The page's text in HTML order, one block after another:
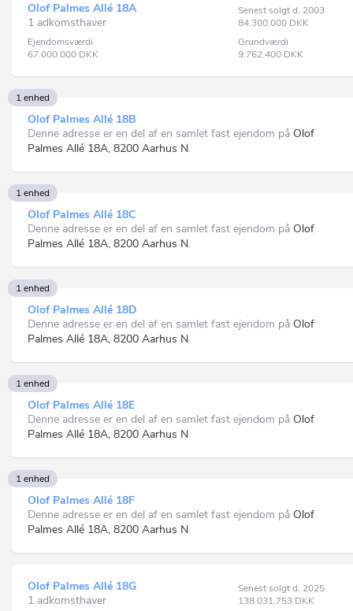
Olof Palmes Allé 18A
1 adkomsthaver
Senest solgt d. 2003
84.300.000 DKK
Ejendomsværdi
67.000.000 DKK
Grundværdi
9.762.400 DKK
1 enhed
Olof Palmes Allé 18B
Denne adresse er en del af en samlet fast ejendom på Olof
Palmes Allé 18A, 8200 Aarhus N.
1 enhed
Olof Palmes Allé 18C
Denne adresse er en del af en samlet fast ejendom på Olof
Palmes Allé 18A, 8200 Aarhus N.
1 enhed
Olof Palmes Allé 18D
Denne adresse er en del af en samlet fast ejendom på Olof
Palmes Allé 18A, 8200 Aarhus N.
1 enhed
Olof Palmes Allé 18E
Denne adresse er en del af en samlet fast ejendom på Olof
Palmes Allé 18A, 8200 Aarhus N.
1 enhed
Olof Palmes Allé 18F
Denne adresse er en del af en samlet fast ejendom på Olof
Palmes Allé 18A, 8200 Aarhus N.
Olof Palmes Allé 18G
1 adkomsthaver
Senest solgt d. 2025
138.031.753 DKK